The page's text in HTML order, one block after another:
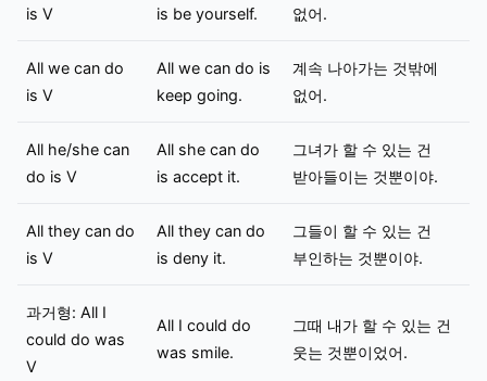
is V
is be yourself.
없어.
All we can do
is V
All we can do is
keep going.
계속 나아가는 것밖에
없어.
All he/she can
do is V
All she can do
is accept it.
그녀가 할 수 있는 건
받아들이는 것뿐이야.
All they can do
is V
All they can do
is deny it.
그들이 할 수 있는 건
부인하는 것뿐이야.
과거형: All I
could do was
V
All I could do
was smile.
그때 내가 할 수 있는 건
웃는 것뿐이었어.